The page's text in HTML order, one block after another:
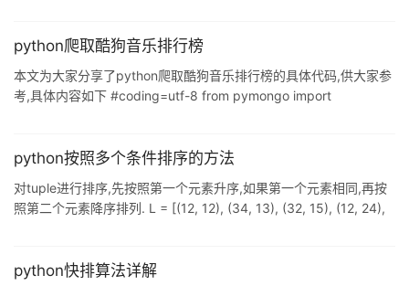
外空间的条件下完成. 示例 1: 给定数组 nums = [1,1,2], 函数应该返
需要考虑数组中超出新长度后面的元素. 示例 2: 给定 nums =
python爬取酷狗音乐排行榜
本文为大家分享了python爬取酷狗音乐排行榜的具体代码,供大家参
考,具体内容如下 #coding=utf-8 from pymongo import
据库 user = hello.song #连接表 headers = { 'User-Agent': 'M
python按照多个条件排序的方法
对tuple进行排序,先按照第一个元素升序,如果第一个元素相同,再按
照第二个元素降序排列. L = [(12, 12), (34, 13), (32, 15), (12, 24),
这篇python按照多个条件排序的方法就是小编分享给大
python快排算法详解